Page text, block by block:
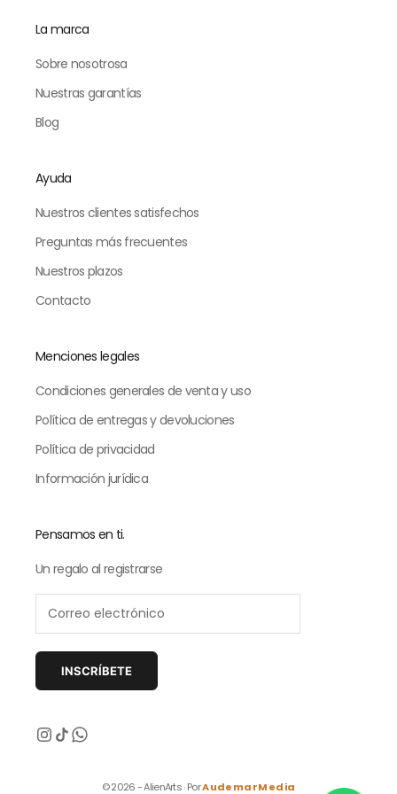
La marca
Sobre nosotrosa
Nuestras garantías
Blog
Ayuda
Nuestros clientes satisfechos
Preguntas más frecuentes
Nuestros plazos
Contacto
Menciones legales
Condiciones generales de venta y uso
Política de entregas y devoluciones
Política de privacidad
Información jurídica
Pensamos en ti.
Un regalo al registrarse
INSCRÍBETE
© 2026 - AlienArts · PorAudemarMedia